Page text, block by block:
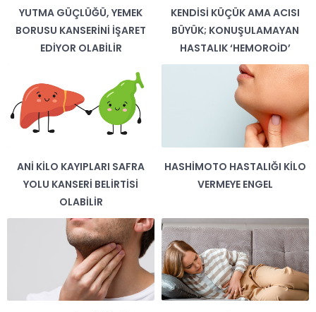
YUTMA GÜÇLÜĞÜ, YEMEK
BORUSU KANSERINI İŞARET
EDIYOR OLABILIR
KENDISI KÜÇÜK AMA ACISI
BÜYÜK; KONUŞULAMAYAN
HASTALIK ‘HEMOROID’
ANI KILO KAYIPLARI SAFRA
YOLU KANSERI BELIRTISI
OLABILIR
HASHIMOTO HASTALIĞI KILO
VERMEYE ENGEL